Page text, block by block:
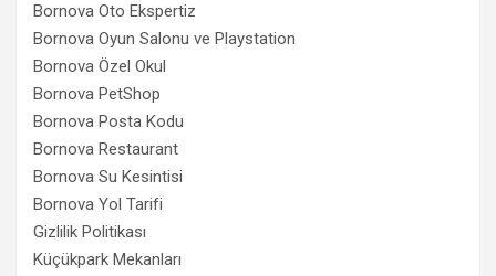
Bornova Oto Ekspertiz
Bornova Oyun Salonu ve Playstation
Bornova Özel Okul
Bornova PetShop
Bornova Posta Kodu
Bornova Restaurant
Bornova Su Kesintisi
Bornova Yol Tarifi
Gizlilik Politikası
Küçükpark Mekanları